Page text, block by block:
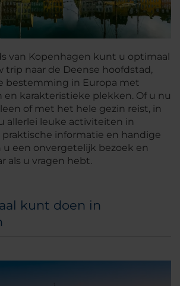
van Kopenhagen kunt u optimaal
trip naar de Deense hoofdstad,
bestemming in Europa met
en karakteristieke plekken. Of u nu
of met het hele gezin reist, in
allerlei leuke activiteiten in
informatie en handige
u een onvergetelijk bezoek en
als u vragen hebt.
kunt doen in